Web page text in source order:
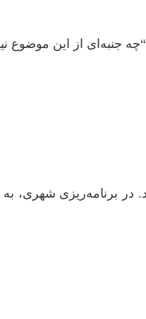
جنبه‌ای از این
شهری، به